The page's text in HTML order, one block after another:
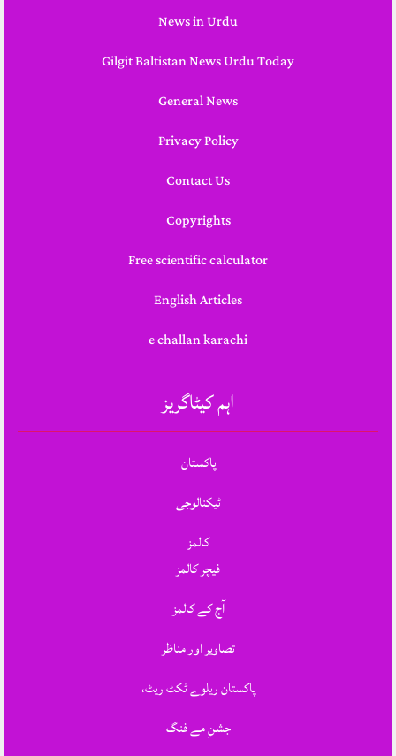
News in Urdu
Gilgit Baltistan News Urdu Today
General News
Privacy Policy
Contact Us
Copyrights
Free scientific calculator
English Articles
e challan karachi
اہم کیٹاگریز
پاکستان
ٹیکنالوجی
کالمز
فیچر کالمز
آج کے کالمز
تصاویر اور مناظر
پاکستان ریلوے ٹکٹ ریٹ،
جشنِ مے فنگ